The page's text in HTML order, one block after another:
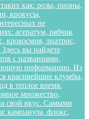
как: розы, пионы,
крокусы,
не
агератум, рябчик
крокосмия, лиатрис,
вы найдете
с названиями,
информацию. Из
красивейшие клумбы,
в теплое время.
множество,
свой вкус. Самыми
кампанула, флокс,